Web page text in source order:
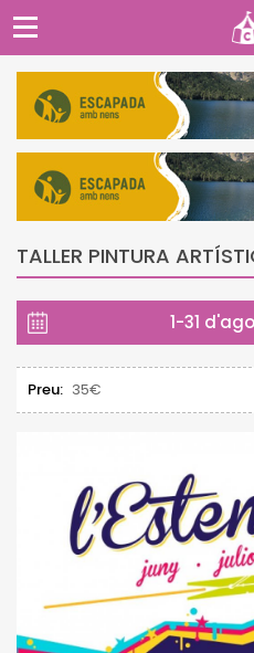
TALLER PINTURA
1-31
Preu: 35€